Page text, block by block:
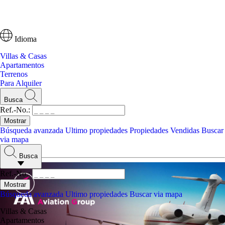
Idioma
Villas & Casas
Apartamentos
Terrenos
Para Alquiler
Busca
Ref.-No.:
Búsqueda avanzada Ultimo propiedades Propiedades Vendidas Buscar
via mapa
Busca
Ref.-No.:
Búsqueda avanzada Ultimo propiedadesBuscar via mapa
Villas & Casas
Apartamentos
Jet Privado